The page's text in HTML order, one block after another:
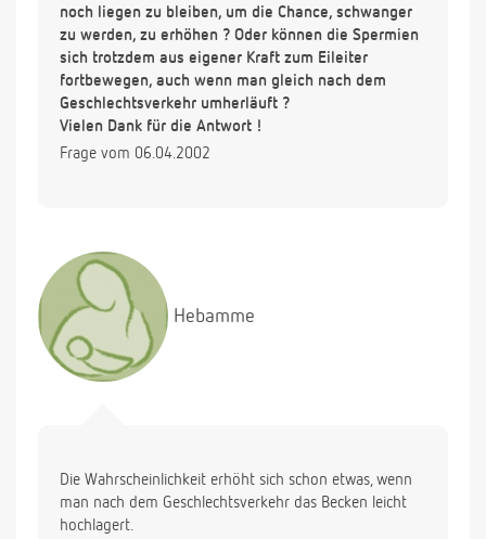
noch liegen zu bleiben, um die Chance, schwanger
zu werden, zu erhöhen ? Oder können die Spermien
sich trotzdem aus eigener Kraft zum Eileiter
fortbewegen, auch wenn man gleich nach dem
Geschlechtsverkehr umherläuft ?
Vielen Dank für die Antwort !
Frage vom 06.04.2002
Hebamme
Die Wahrscheinlichkeit erhöht sich schon etwas, wenn
man nach dem Geschlechtsverkehr das Becken leicht
hochlagert.